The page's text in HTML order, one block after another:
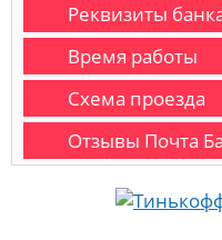
Реквизиты
Время работы
Схема проезда
Отзывы Почта